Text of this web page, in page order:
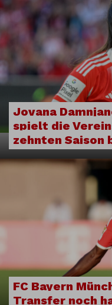
Jovana
spielt die
zehnten Saison
FC Bayern
Transfer noch